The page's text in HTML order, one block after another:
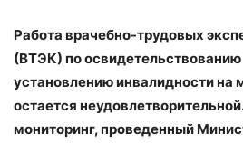
Работа врачебно-трудовых
(ВТЭК) по
установлению инвалидности
остается
мониторинг, проведенный